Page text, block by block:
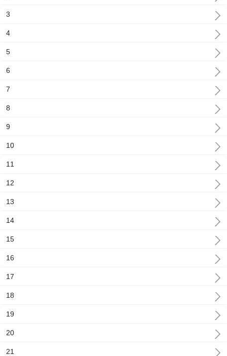
3
4
5
6
7
8
9
10
11
12
13
14
15
16
17
18
19
20
21